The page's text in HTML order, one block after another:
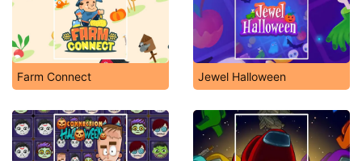
Farm Connect Jewel Halloween